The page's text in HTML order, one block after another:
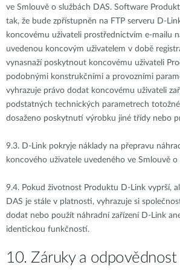
ve Smlouvě o službách DAS. Software
tak, že bude zpřístupněn na FTP serveru D-
koncovému uživateli prostřednictvím e-mailu
uvedenou koncovým uživatelem v době
vynasnaží poskytnout koncovému uživateli
podobnými konstrukčními a provozními
vyhrazuje právo dodat koncovému uživateli
podstatných technických parametrech
dosaženo poskytnutí výrobku jiné třídy nebo
9.3. D-Link pokryje náklady na přepravu
koncového uživatele uvedeného ve Smlouvě o
9.4. Pokud životnost Produktu D-Link vyprší,
DAS je stále v platnosti, vyhrazuje si
dodat nebo použít náhradní zařízení D-Link
identickou funkčností.
10. Záruky a odpovědnost